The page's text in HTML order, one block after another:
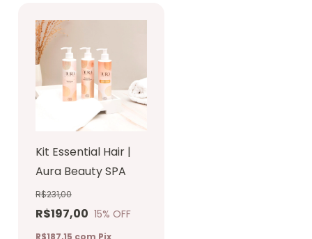
Kit Essential Hair |
Aura Beauty SPA
R$197,00
R$231,00
15% OFF